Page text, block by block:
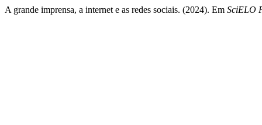
A grande imprensa, a internet e as redes sociais. (2024). Em SciELO